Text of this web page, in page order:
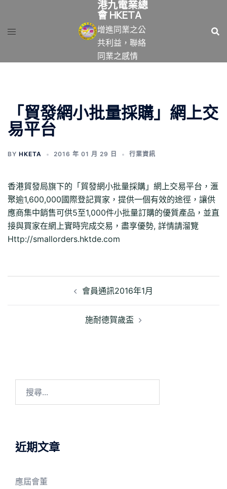
港九電業總
會 HKETA
增進同業之公
共利益，聯絡
同業之感情
「貿發網小批量採購」網上交
易平台
BY HKETA 2016 年 01 月 29 日 行業資訊
香港貿發局旗下的「貿發網小批量採購」網上交易平台，滙
聚逾1,600,000國際登記買家，提供一個有效的途徑，讓供
應商集中銷售可供5至1,000件小批量訂購的優質產品，並直
接與買家在網上實時完成交易，盡享優勢, 詳情請溜覽
Http://smallorders.hktde.com
文
導
會員通訊2016年1月
施耐德賀歲盃
字:
近期文章
應屆會董